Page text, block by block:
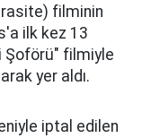
filminin
ilk kez 13
Şoförü" filmiyle
yer aldı.
iptal edilen